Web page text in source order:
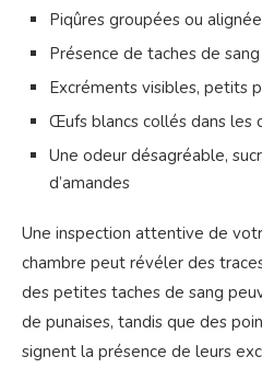
Piqûres groupées ou
Présence de taches de
Excréments visibles, petits
Œufs blancs collés dans les
Une odeur désagréable,
d’amandes
Une inspection attentive de
chambre peut révéler des
des petites taches de sang
de punaises, tandis que des
signent la présence de leurs